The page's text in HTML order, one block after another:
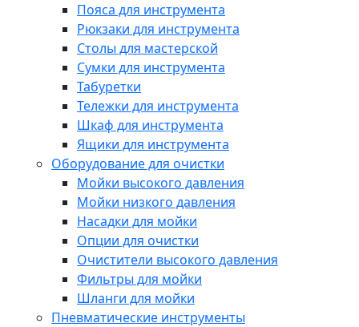
Пояса для инструмента
Рюкзаки для инструмента
Столы для мастерской
Сумки для инструмента
Табуретки
Тележки для инструмента
Шкаф для инструмента
Ящики для инструмента
Оборудование для очистки
Мойки высокого давления
Мойки низкого давления
Насадки для мойки
Опции для очистки
Очистители высокого давления
Фильтры для мойки
Шланги для мойки
Пневматические инструменты